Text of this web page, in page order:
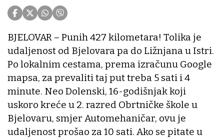
BJELOVAR – Punih 427 kilometara! Tolika je
udaljenost od Bjelovara pa do Ližnjana u Istri.
Po lokalnim cestama, prema izračunu Google
mapsa, za prevaliti taj put treba 5 sati i 4
minute. Neo Dolenski, 16-godišnjak koji
uskoro kreće u 2. razred Obrtničke škole u
Bjelovaru, smjer Automehaničar, ovu je
udaljenost prošao za 10 sati. Ako se pitate u